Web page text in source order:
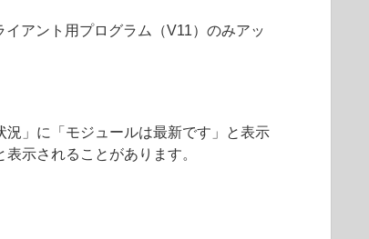
アント用プログラム（V11）のみアッ
況」に「モジュールは最新です」と表示
示されることがあります。